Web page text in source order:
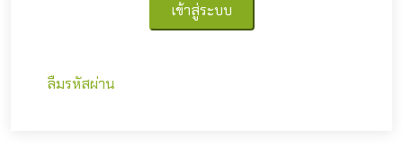
เข้าสู่ระบบ
ลืมรหัสผ่าน